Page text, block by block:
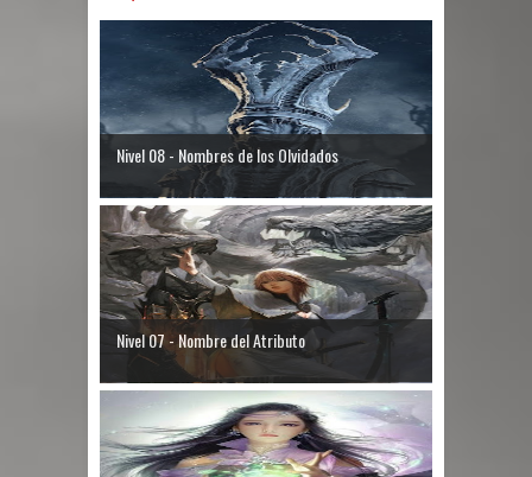
Nivel 08 - Nombres de los Olvidados
Nivel 07 - Nombre del Atributo